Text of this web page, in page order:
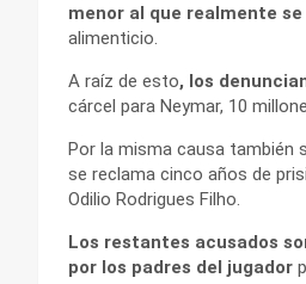
menor al que realmente se
alimenticio.
A raíz de esto, los
cárcel para Neymar, 10
Por la misma causa también
se reclama cinco años de
Odilio Rodrigues Filho.
Los restantes acusados
por los padres del jugador